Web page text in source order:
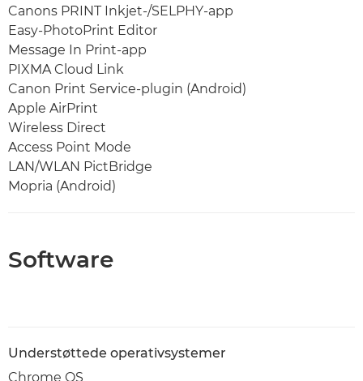
Canons PRINT Inkjet-/SELPHY-app
Easy-PhotoPrint Editor
Message In Print-app
PIXMA Cloud Link
Canon Print Service-plugin (Android)
Apple AirPrint
Wireless Direct
Access Point Mode
LAN/WLAN PictBridge
Mopria (Android)
Software
Understøttede operativsystemer
Chrome OS